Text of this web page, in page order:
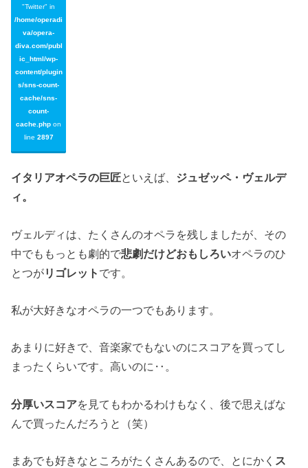
"Twitter" in
/home/operadi
va/opera-
diva.com/publ
ic_html/wp-
content/plugin
s/sns-count-
cache/sns-
count-
cache.php on
line 2897
イタリアオペラの巨匠といえば、 ジュゼッペ・ヴェルデ
ィ。
ヴェルディは、たくさんのオペラを残しましたが、その
中でももっとも劇的で悲劇だけどおもしろいオペラのひ
とつがリゴレット です。
私が大好きなオペラの一つでもあります。
あまりに好きで、音楽家でもないのにスコアを買ってし
まったくらいです。高いのに‥。
分厚いスコアを見てもわかるわけもなく、後で思えばな
んで買ったんだろうと（笑）
まあでも好きなところがたくさんあるので、とにかく ス